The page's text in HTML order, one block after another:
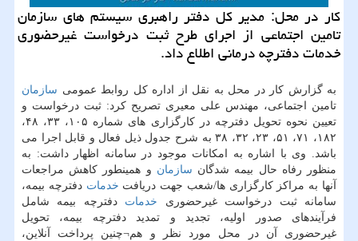
كار در محل: مدیر كل دفتر راهبری سیستم های سازمان
تامین اجتماعی از اجرای طرح ثبت درخواست غیرحضوری
خدمات دفترچه درمانی اطلاع داد.
به گزارش كار در محل به نقل از اداره كل روابط عمومی سازمان
تامین اجتماعی، مهندس علی معیری تصریح كرد: ثبت درخواست و
تعیین نحوه تحویل دفترچه در كارگزاری های شماره ۱۰۵، ۳۳، ۴۸،
۱۸۲، ۷۱، ۵۱، ۲۳، ۳۲، ۳۸ به شرح جدول ذیل فعال و قابل اجرا می
باشد. وی با اشاره به امكانات موجود در سامانه اظهار داشت: به
منظور رفاه حال بیمه شدگان سازمان و همینطور كاهش مراجعات
آنها به مراكز كارگزاری ها/شعب جهت دریافت خدمات دفترچه بیمه،
سامانه ثبت درخواست غیرحضوری خدمات دفترچه بیمه شامل
فرآیندهای صدور اولیه، تجدید و تمدید دفترچه بیمه، تحویل
غیرحضوری آن در محل مورد نظر و هم¬چنین پرداخت آنلاین،